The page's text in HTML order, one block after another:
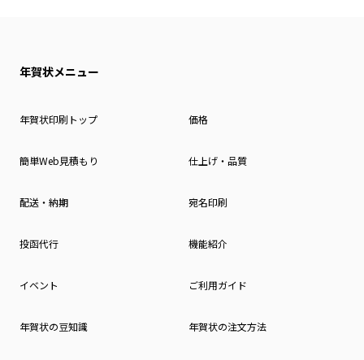
年賀状メニュー
年賀状印刷トップ 価格
簡単Web見積もり 仕上げ・品質
配送・納期 宛名印刷
投函代行 機能紹介
イベント ご利用ガイド
年賀状の豆知識 年賀状の注文方法